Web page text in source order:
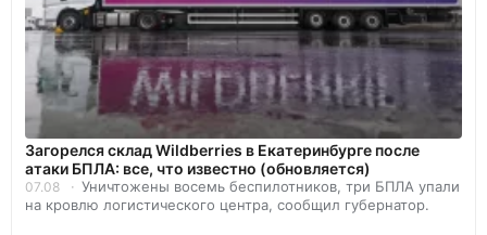
Загорелся склад Wildberries в Екатеринбурге после
атаки БПЛА: все, что известно (обновляется)
07.08
Уничтожены восемь беспилотников, три БПЛА упали
на кровлю логистического центра, сообщил губернатор.